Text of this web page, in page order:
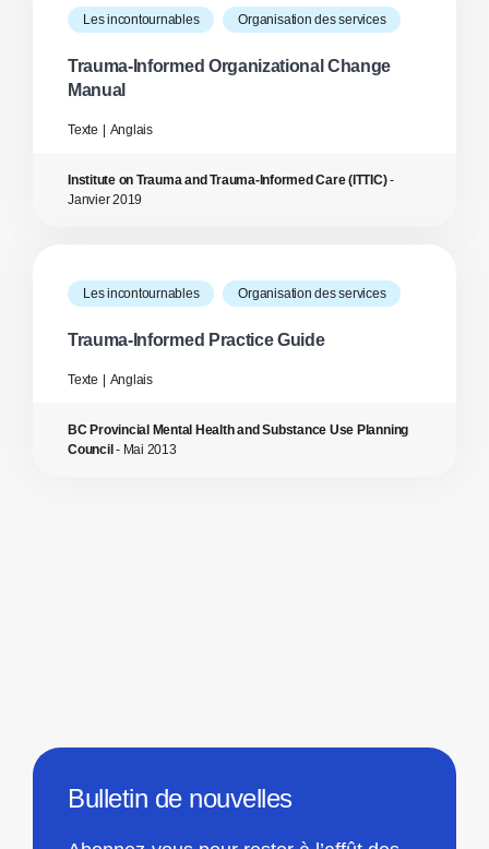
Les incontournables Organisation des services
Trauma-Informed Organizational Change
Manual
Texte Anglais
Institute on Trauma and Trauma-Informed Care (ITTIC)-
Janvier2019
Les incontournables Organisation des services
Trauma-Informed Practice Guide
Texte Anglais
BC Provincial Mental Health and Substance Use Planning
Council - Mai 2013
Bulletin de nouvelles